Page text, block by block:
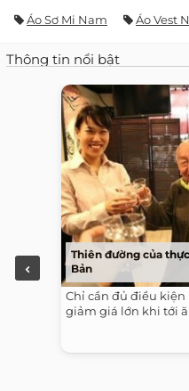
Áo Sơ Mi Nam Áo Vest
Thông tin nổi bật
Thiên đường của
Bản
Chỉ cần đủ điều kiện
giảm giá lớn khi tới